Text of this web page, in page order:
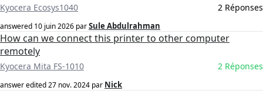
Kyocera Ecosys1040 2 Réponses
answered 10 juin 2026 parSule Abdulrahman
How can we connect this printer to other computer
remotely
Kyocera Mita FS-1010 2 Réponses
answer edited27 nov. 2024 par Nick